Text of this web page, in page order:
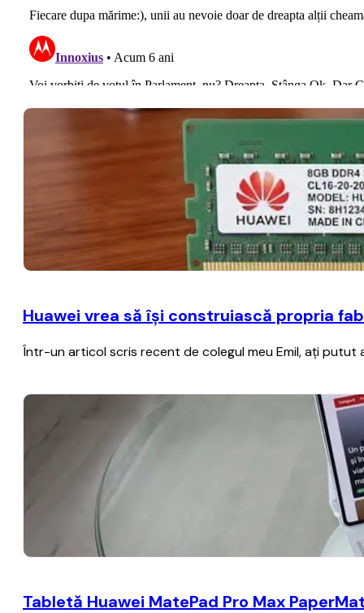
Huawei vrea să îşi construiască propria
Într-un articol scris recent de colegul meu Emil, aţi putut
Tabletă Huawei MatePad Pro Max